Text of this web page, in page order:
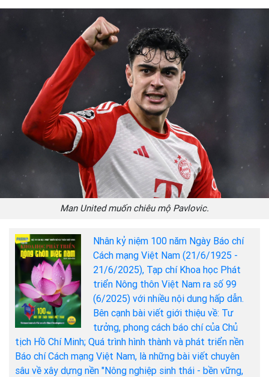
Man United muốn chiêu mộ Pavlovic.
Nhân kỷ niệm 100 năm Ngày Báo chí
Cách mạng Việt Nam (21/6/1925 -
21/6/2025), Tạp chí Khoa học Phát
triển Nông thôn Việt Nam ra số 99
(6/2025) với nhiều nội dung hấp dẫn.
Bên cạnh bài viết giới thiệu về: Tư
tưởng, phong cách báo chí của Chủ
tịch Hồ Chí Minh; Quá trình hình thành và phát triển nền
Báo chí Cách mạng Việt Nam, là những bài viết chuyên
sâu về xây dựng nền "Nông nghiệp sinh thái - bền vững,